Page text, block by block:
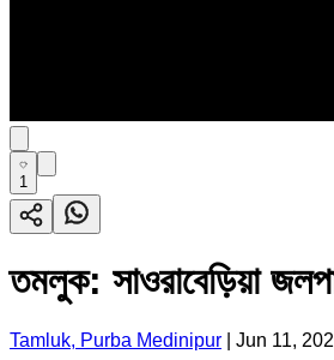
1
তমলুক: সাওরাবেড়িয়া
Tamluk, Purba Medinipur Jun 11,